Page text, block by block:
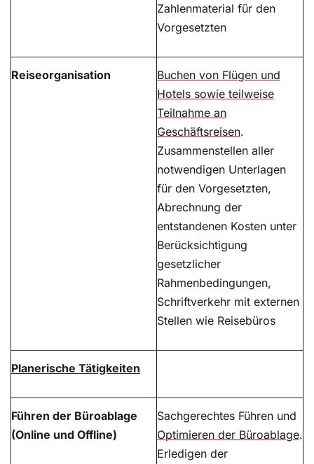
Zahlenmaterial für den
Vorgesetzten
Reiseorganisation
Buchen von Flügen und
Hotels sowie teilweise
Teilnahme an
Geschäftsreisen.
Zusammenstellen aller
notwendigen Unterlagen
für den Vorgesetzten,
Abrechnung der
entstandenen Kosten unter
Berücksichtigung
gesetzlicher
Rahmenbedingungen,
Schriftverkehr mit externen
Stellen wie Reisebüros
Planerische Tätigkeiten
Führen der Büroablage
(Online und Offline)
Sachgerechtes Führen und
Optimieren der Büroablage.
Erledigen der